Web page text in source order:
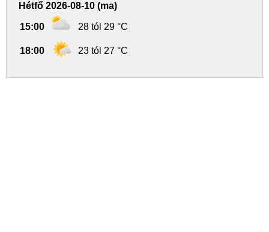
Hétfő 2026-08-10 (ma)
15:00 28 tól 29 °C
18:00 23 tól 27 °C